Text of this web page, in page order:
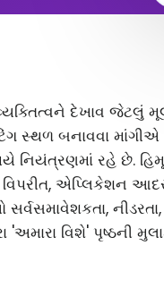
વ્યક્તિત્વને દેખાવ
સ્થળ બનાવવા માંગીએ
નિયંત્રણમાં રહે છે.
વિપરીત, એપ્લિકેશન
વિશે' પૃષ્ઠની